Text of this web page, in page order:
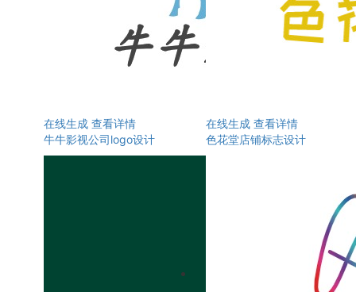
在线生成 查看详情
牛牛影视公司logo设计
在线生成 查看详情
色花堂店铺标志设计